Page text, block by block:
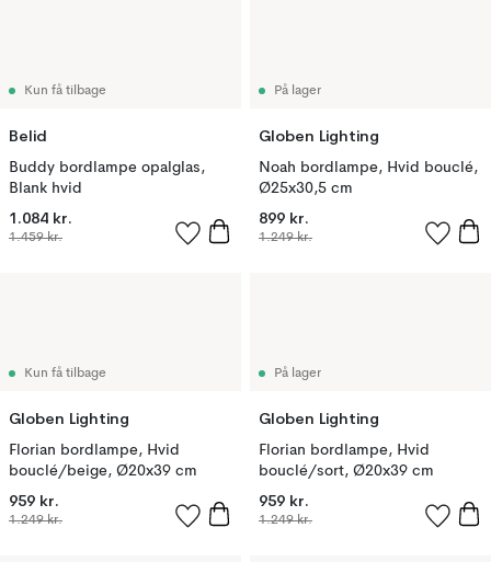
Kun få tilbage
Belid
Buddy bordlampe opalglas,
Blank hvid
1.084 kr.
1.459 kr.
På lager
Globen Lighting
Noah bordlampe, Hvid bouclé,
Ø25x30,5 cm
899 kr.
1.249 kr.
Kun få tilbage
Globen Lighting
Florian bordlampe, Hvid
bouclé/beige, Ø20x39 cm
959 kr.
1.249 kr.
På lager
Globen Lighting
Florian bordlampe, Hvid
bouclé/sort, Ø20x39 cm
959 kr.
1.249 kr.